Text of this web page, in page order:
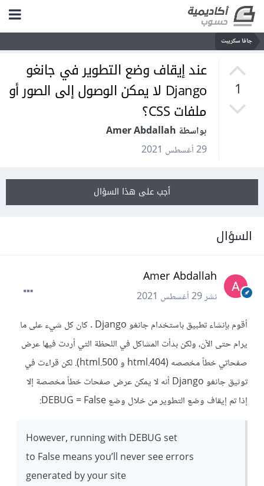
جافا سكريبت
1
عند إيقاف وضع التطوير في جانغو
Django لا يمكن الوصول إلى الصور أو
ملفات CSS؟
بواسطة Amer Abdallah
29 أغسطس 2021
أجب على هذا السؤال
السؤال
Amer Abdallah
نشر29 أغسطس 2021
أقوم بإنشاء تطبيق باستخدام جانغو Django . كان كل شيء على ما
يرام حتى الآن، ولكن بدأت المشاكل في اللحظة التي أردت فيها عرض
صفحاتي خطأ مخصصه (404.html و 500.html). لكن قراءت في
توثيق جانغو Django أنه لا يمكن عرض صفحات خطأ مخصصة إلا
إذا تم إيقاف وضع التطوير من خلال وضع DEBUG = False:
However, running with DEBUG set
to False means you’ll never see errors
generated by your site